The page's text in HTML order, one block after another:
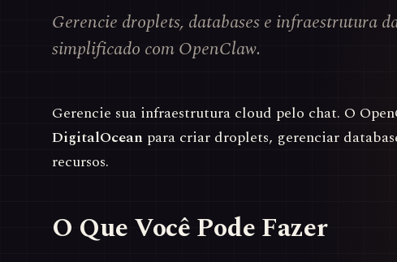
Gerencie droplets, databases e infraestrutura
simplificado com OpenClaw.
Gerencie sua infraestrutura cloud pelo chat. O
DigitalOcean para criar droplets, gerenciar
recursos.
O Que Você Pode Fazer